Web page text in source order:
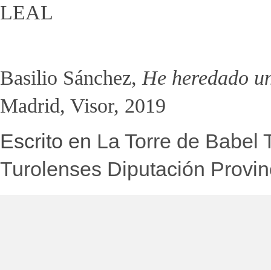
LEAL
Basilio Sánchez, He heredado
Madrid, Visor, 2019
Escrito en La Torre de Babel
Turolenses Diputación